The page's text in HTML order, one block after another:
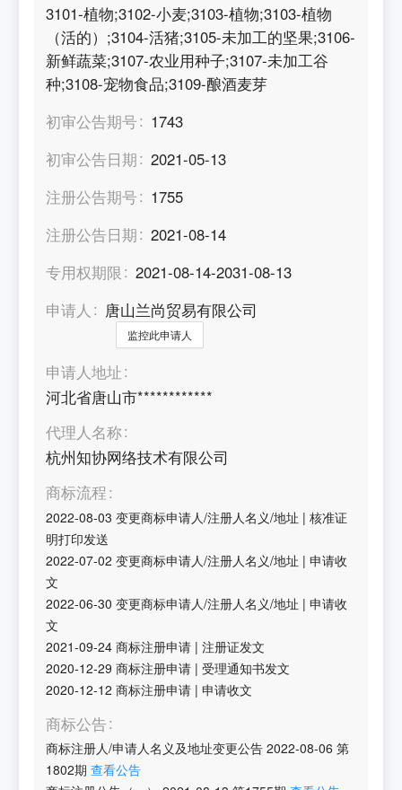
3101-植物;3102-小麦;3103-植物;3103-植物
（活的）;3104-活猪;3105-未加工的坚果;3106-
新鲜蔬菜;3107-农业用种子;3107-未加工谷
种;3108-宠物食品;3109-酿酒麦芽
初审公告期号
1743
初审公告日期
2021-05-13
注册公告期号
1755
注册公告日期
2021-08-14
专用权期限
2021-08-14-2031-08-13
申请人
唐山兰尚贸易有限公司
监控此申请人
申请人地址
河北省唐山市************
代理人名称
杭州知协网络技术有限公司
商标流程
2022-08-03 变更商标申请人/注册人名义/地址 |核准证
明打印发送
2022-07-02 变更商标申请人/注册人名义/地址 |申请收
文
2022-06-30 变更商标申请人/注册人名义/地址 |申请收
文
2021-09-24 商标注册申请 |注册证发文
2020-12-29 商标注册申请 |受理通知书发文
2020-12-12 商标注册申请 |申请收文
商标公告
商标注册人/申请人名义及地址变更公告 2022-08-06 第
1802期 查看公告